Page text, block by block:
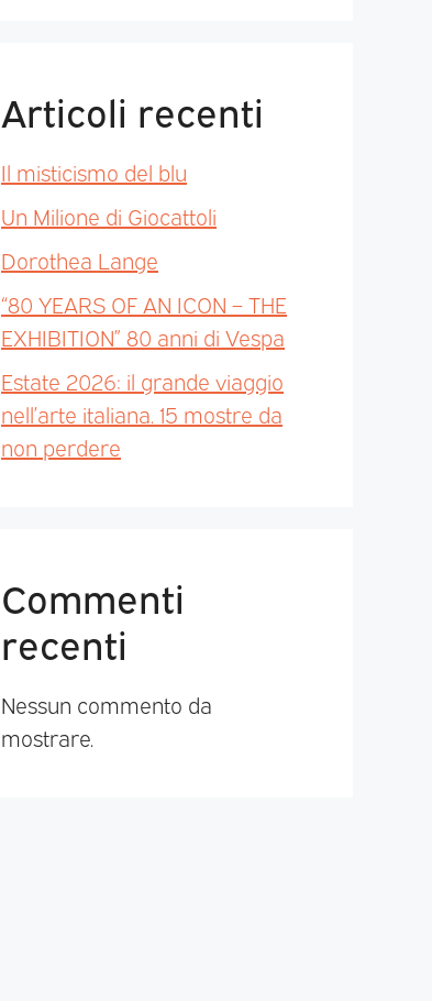
Articoli recenti
Il misticismo del blu
Un Milione di Giocattoli
Dorothea Lange
“80 YEARS OF AN ICON – THE
EXHIBITION” 80 anni di Vespa
Estate 2026: il grande viaggio
nell’arte italiana. 15 mostre da
non perdere
Commenti
recenti
Nessun commento da
mostrare.